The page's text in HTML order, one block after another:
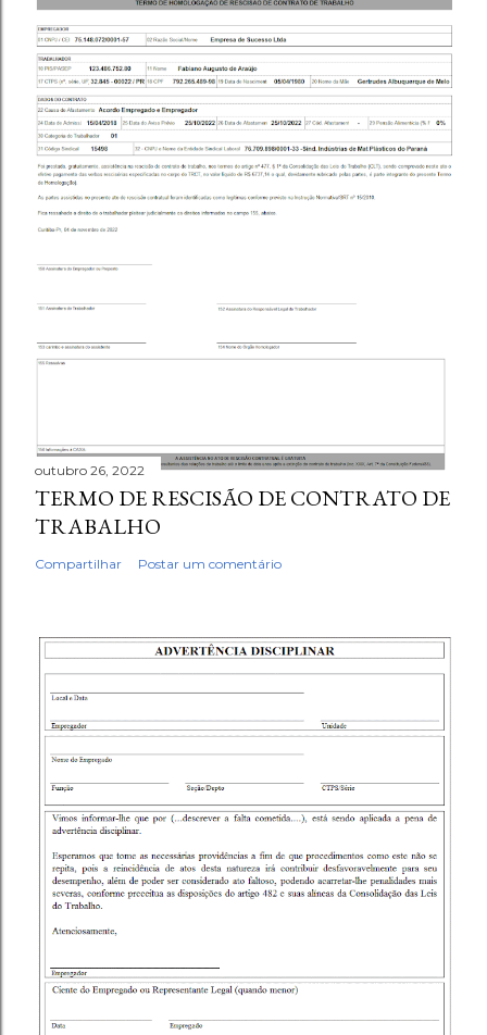
outubro 26, 2022
TERMO DE RESCISÃO DE CONTRATO DE
TRABALHO
Compartilhar Postar um comentário